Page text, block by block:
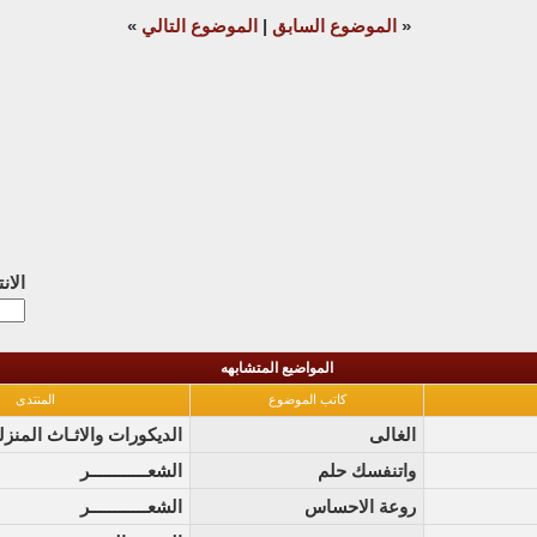
« الموضوع السابق الموضوع التالي »
المواضيع المتشابهه
كاتب الموضوع المنتدى
الغالى الديكورات والاثـاث
واتنفسك حلم الشعــــــــــــر
روعة الاحساس الشعــــــــــــر